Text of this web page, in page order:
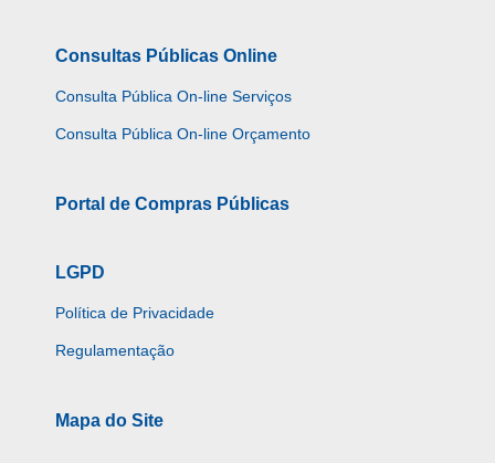
Consultas Públicas Online
Consulta Pública On-line Serviços
Consulta Pública On-line Orçamento
Portal de Compras Públicas
LGPD
Política de Privacidade
Regulamentação
Mapa do Site